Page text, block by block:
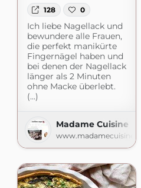
128 0
Ich liebe Nagellack und
bewundere alle Frauen,
die perfekt manikürte
Fingernägel haben und
bei denen der Nagellack
länger als 2 Minuten
ohne Macke überlebt.
(...)
Madame Cuisine
www.madamecuisine.de